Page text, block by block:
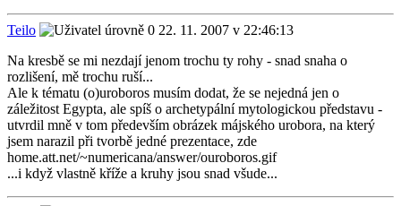
Teilo
22. 11. 2007 v 22:46:13
Na kresbě se mi nezdají jenom trochu ty rohy - snad snaha o
rozlišení, mě trochu ruší...
Ale k tématu (o)uroboros musím dodat, že se nejedná jen o
záležitost Egypta, ale spíš o archetypální mytologickou představu -
utvrdil mně v tom především obrázek májského urobora, na který
jsem narazil při tvorbě jedné prezentace, zde
home.att.net/~numericana/answer/ouroboros.gif
...i když vlastně kříže a kruhy jsou snad všude...